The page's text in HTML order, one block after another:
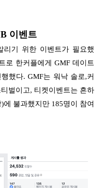
이벤트
기 위한 이벤트가 필요했
로 한커플에게 GMF 데이트
했다. GMF는 워낙 솔로,커
벌이고, 티켓이벤트는 흔하
불과했지만 185명이 참여